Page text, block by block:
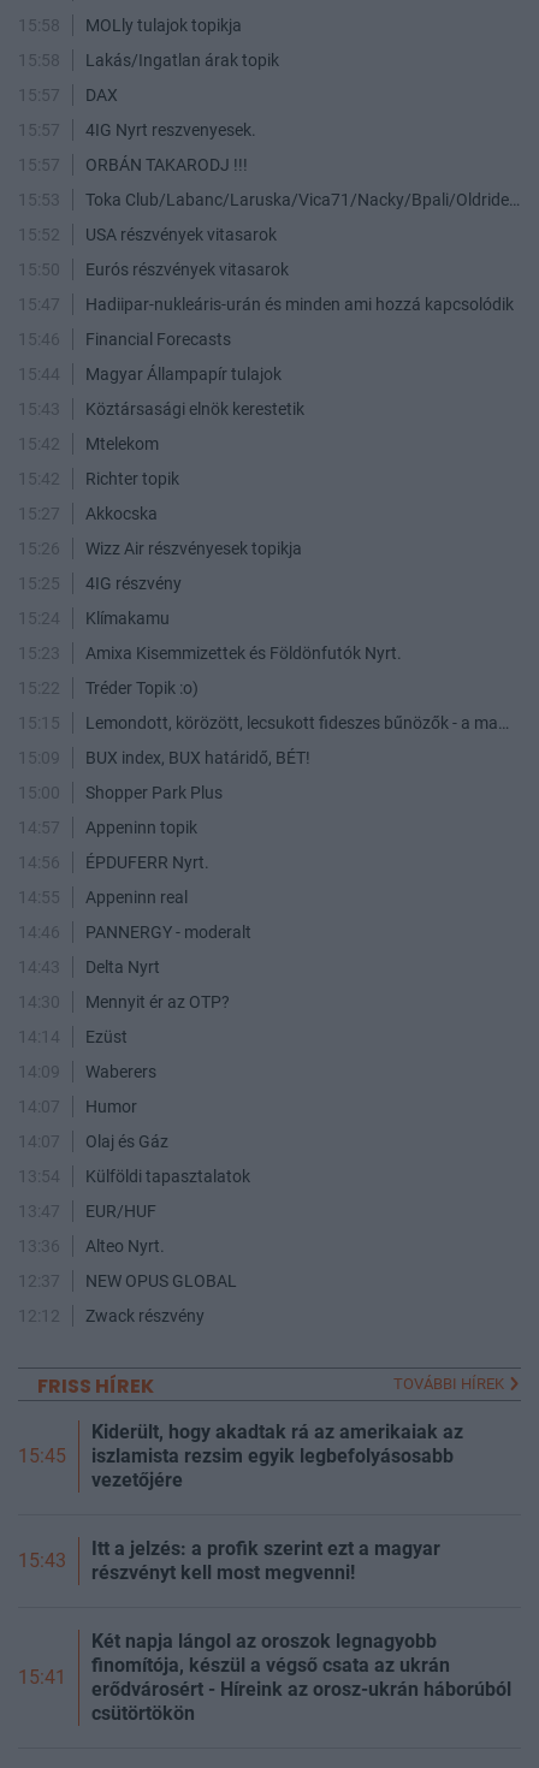
15:58
MOLly tulajok topikja
15:58
Lakás/Ingatlan árak topik
15:57
DAX
15:57
4IG Nyrt reszvenyesek.
15:57
ORBÁN TAKARODJ !!!
15:53
15:52
USA részvények vitasarok
15:50
Eurós részvények vitasarok
15:47
Hadiipar-nukleáris-urán és minden ami hozzá kapcsolódik
15:46
Financial Forecasts
15:44
Magyar Állampapír tulajok
15:43
Köztársasági elnök kerestetik
15:42
Mtelekom
15:42
Richter topik
15:27
Akkocska
15:26
Wizz Air részvényesek topikja
15:25
4IG részvény
15:24
Klímakamu
15:23
Amixa Kisemmizettek és Földönfutók Nyrt.
15:22
Tréder Topik :o)
15:15
15:09
BUX index, BUX határidő, BÉT!
15:00
Shopper Park Plus
14:57
Appeninn topik
14:56
ÉPDUFERR Nyrt.
14:55
Appeninn real
14:46
PANNERGY - moderalt
14:43
Delta Nyrt
14:30
Mennyit ér az OTP?
14:14
Ezüst
14:09
Waberers
14:07
Humor
14:07
Olaj és Gáz
13:54
Külföldi tapasztalatok
13:47
EUR/HUF
13:36
Alteo Nyrt.
12:37
NEW OPUS GLOBAL
12:12
Zwack részvény
FRISS HÍREK TOVÁBBI HÍREK
15:45
Kiderült, hogy akadtak rá az amerikaiak az
iszlamista rezsim egyik legbefolyásosabb
vezetőjére
15:43
Itt a jelzés: a profik szerint ezt a magyar
részvényt kell most megvenni!
15:41
Két napja lángol az oroszok legnagyobb
finomítója, készül a végső csata az ukrán
erődvárosért - Híreink az orosz-ukrán háborúból
csütörtökön